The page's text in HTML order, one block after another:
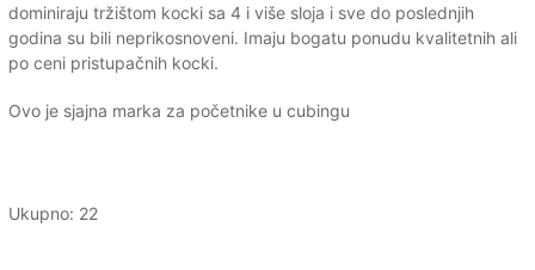
dominiraju tržištom kocki sa 4 i više sloja i sve do poslednjih
godina su bili neprikosnoveni. Imaju bogatu ponudu kvalitetnih ali
po ceni pristupačnih kocki.
Ovo je sjajna marka za početnike u cubingu
Ukupno: 22